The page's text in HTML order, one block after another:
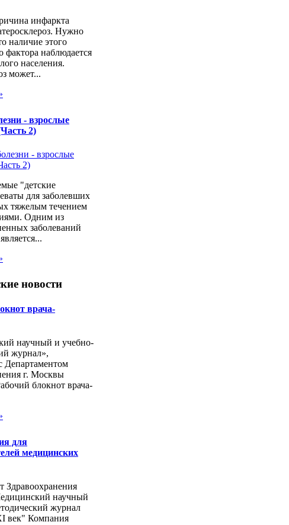
инфаркта
Нужно
наличие этого
фактора наблюдается
населения.
может...
- взрослые
2)
"детские
для заболевших
тяжелым течением
Одним из
заболеваний
новости
врача-
научный и учебно-
журнал»,
Департаментом
г. Москвы
блокнот врача-
для
медицинских
Здравоохранения
научный
журнал
век" Компания